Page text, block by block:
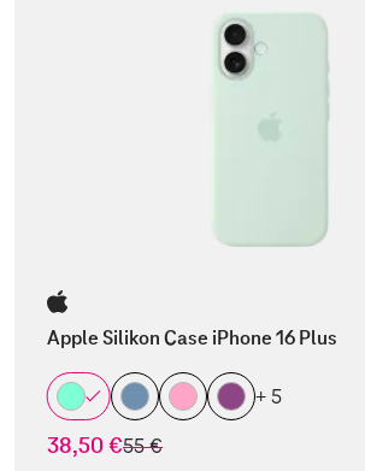
Apple Silikon Case iPhone 16 Plus
+ 5
38,50 €statt
55 €